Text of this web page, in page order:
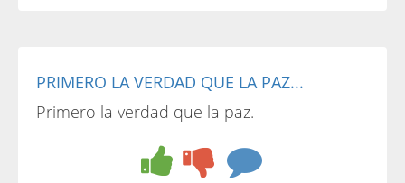
PRIMERO LA VERDAD QUE LA PAZ...
Primero la verdad que la paz.